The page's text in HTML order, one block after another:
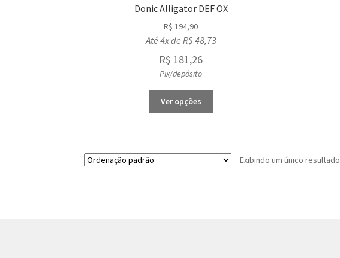
Donic Alligator DEF OX
R$ 194,90
Até 4x de R$48,73
R$ 181,26
Pix/depósito
Ver opções
The
Exibindo um único resultado